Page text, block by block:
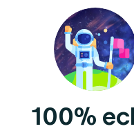
100%